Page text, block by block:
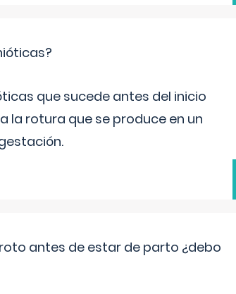
que sucede antes del inicio
la rotura que se produce en un
antes de estar de parto ¿debo